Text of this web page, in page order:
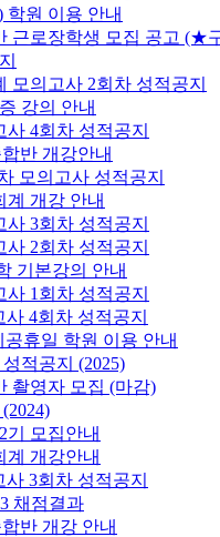
학원 이용 안내
근로장학생 모집 공고 (★
모의고사 2회차 성적공지
강의 안내
사 4회차 성적공지
반 개강안내
모의고사 성적공지
계 개강 안내
사 3회차 성적공지
사 2회차 성적공지
기본강의 안내
사 1회차 성적공지
4회차 성적공지
휴일 학원 이용 안내
적공지 (2025)
촬영자 모집 (마감)
기 모집안내
계 개강안내
3회차 성적공지
채점결과
반 개강 안내